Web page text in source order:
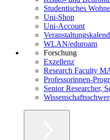
Studentisches
Uni-Shop
Uni-Account
WLAN/eduroam
Forschung
Exzellenz
Research Faculty
Professorinnen-
Senior Researcher,